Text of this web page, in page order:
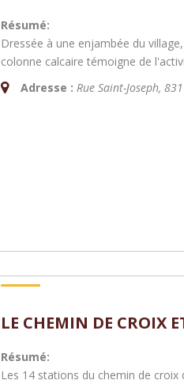
Résumé:
Dressée à une enjambée du
colonne calcaire témoigne de
Adresse : Rue Saint-Joseph,
LE CHEMIN DE CROIX
Résumé:
Les 14 stations du chemin de